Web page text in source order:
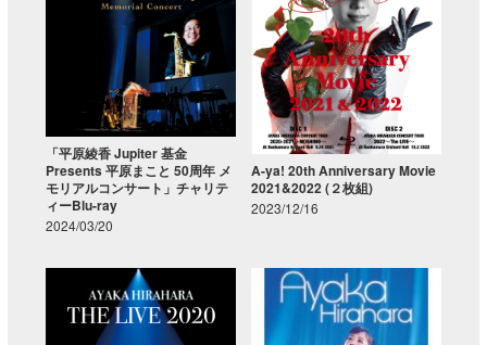
「平原綾香 Jupiter 基金
Presents 平原まこと 50周年 メ
モリアルコンサート」チャリテ
ィーBlu-ray
2024/03/20
A-ya! 20th Anniversary Movie
2021&2022 (２枚組)
2023/12/16